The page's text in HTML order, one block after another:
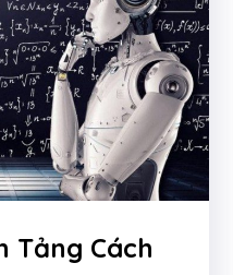
Tảng Cách